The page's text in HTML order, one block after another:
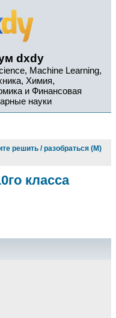
dxdy
Machine Learning,
Химия,
и Финансовая
науки
решить / разобраться (М)
класса